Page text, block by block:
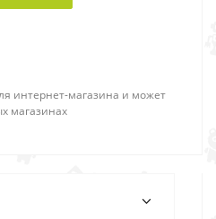
интернет-магазина и может
магазинах